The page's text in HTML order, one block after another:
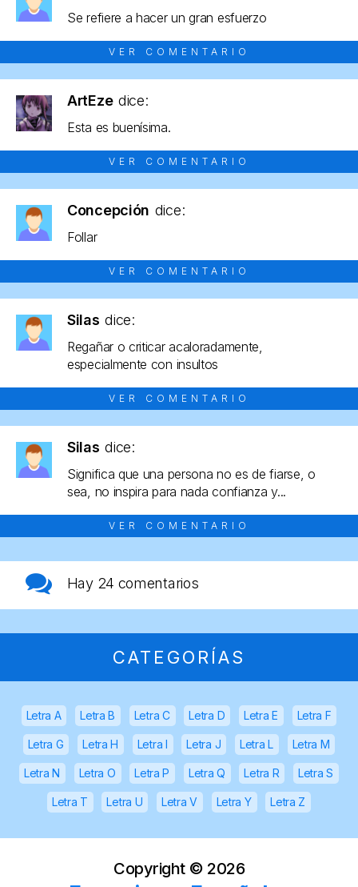
Se refiere a hacer un gran esfuerzo
VER COMENTARIO
ArtEze dice:
Esta es buenísima.
VER COMENTARIO
Concepción dice:
Follar
VER COMENTARIO
Silas dice:
Regañar o criticar acaloradamente,
especialmente con insultos
VER COMENTARIO
Silas dice:
Significa que una persona no es de fiarse, o
sea, no inspira para nada confianza y...
VER COMENTARIO
Hay 24 comentarios
CATEGORÍAS
Letra A Letra B Letra C Letra D Letra E Letra F
Letra G Letra H Letra I Letra J Letra L Letra M
Letra N Letra O Letra P Letra Q Letra R Letra S
Letra T Letra U Letra V Letra Y Letra Z
Copyright © 2026